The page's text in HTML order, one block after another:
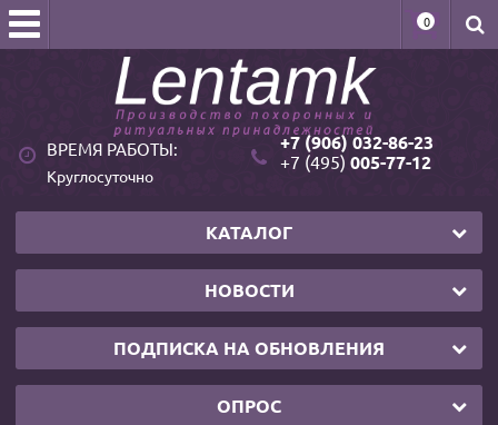
0
ВРЕМЯ РАБОТЫ:
Круглосуточно
+7 (906) 032-86-23
+7 (495) 005-77-12
КАТАЛОГ
НОВОСТИ
ПОДПИСКА НА ОБНОВЛЕНИЯ
ОПРОС